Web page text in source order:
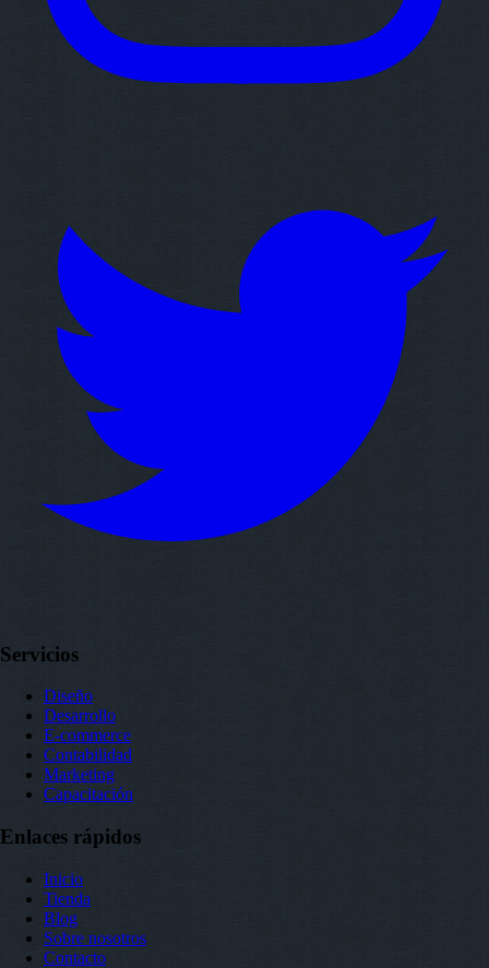
Servicios
Diseño
Desarrollo
E-commerce
Contabilidad
Marketing
Capacitación
Enlaces rápidos
Inicio
Tienda
Blog
Sobre nosotros
Contacto